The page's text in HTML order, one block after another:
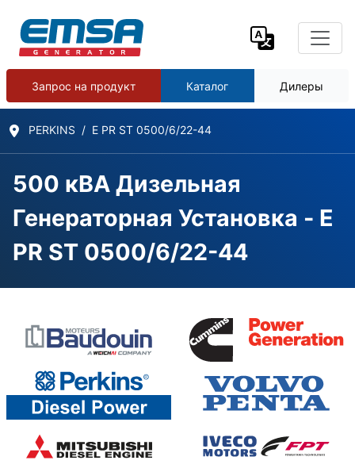
Запрос на продукт Каталог Дилеры
PERKINS E PR ST 0500/6/22-44
500 кВА Дизельная
Генераторная Установка - E
PR ST 0500/6/22-44